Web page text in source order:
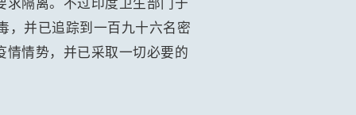
求隔离。不过印度卫生部门于
，并已追踪到一百九十六名密
情情势，并已采取一切必要的